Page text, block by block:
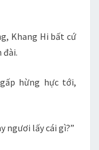
Khang Hi bất cứ
đài.
hừng hực tới,
ngươi lấy cái gì?”